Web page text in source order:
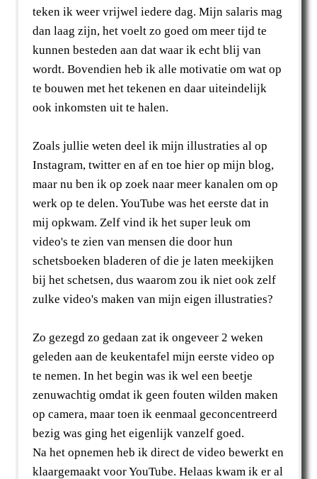
teken ik weer vrijwel iedere dag. Mijn salaris mag
dan laag zijn, het voelt zo goed om meer tijd te
kunnen besteden aan dat waar ik echt blij van
wordt. Bovendien heb ik alle motivatie om wat op
te bouwen met het tekenen en daar uiteindelijk
ook inkomsten uit te halen.
Zoals jullie weten deel ik mijn illustraties al op
Instagram, twitter en af en toe hier op mijn blog,
maar nu ben ik op zoek naar meer kanalen om op
werk op te delen. YouTube was het eerste dat in
mij opkwam. Zelf vind ik het super leuk om
video's te zien van mensen die door hun
schetsboeken bladeren of die je laten meekijken
bij het schetsen, dus waarom zou ik niet ook zelf
zulke video's maken van mijn eigen illustraties?
Zo gezegd zo gedaan zat ik ongeveer 2 weken
geleden aan de keukentafel mijn eerste video op
te nemen. In het begin was ik wel een beetje
zenuwachtig omdat ik geen fouten wilden maken
op camera, maar toen ik eenmaal geconcentreerd
bezig was ging het eigenlijk vanzelf goed.
Na het opnemen heb ik direct de video bewerkt en
klaargemaakt voor YouTube. Helaas kwam ik er al